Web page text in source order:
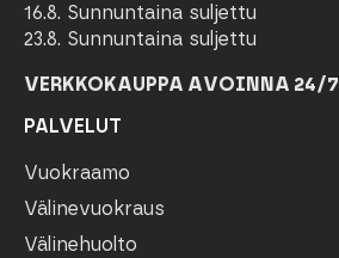
16.8. Sunnuntaina suljettu
23.8. Sunnuntaina suljettu
VERKKOKAUPPA AVOINNA 24/7
PALVELUT
Vuokraamo
Välinevuokraus
Välinehuolto